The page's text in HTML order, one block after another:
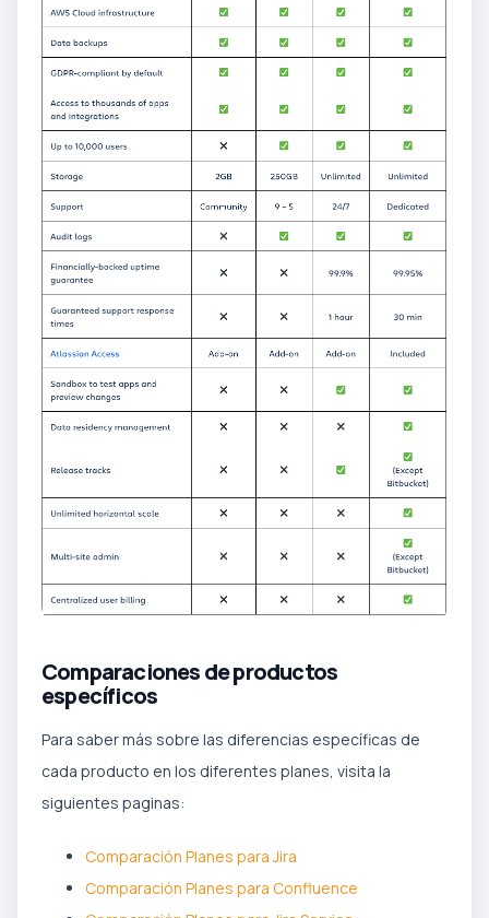
Comparaciones de productos
específicos
Para saber más sobre las diferencias específicas de
cada producto en los diferentes planes, visita la
siguientes paginas:
Comparación Planes para Jira
Comparación Planes para Confluence